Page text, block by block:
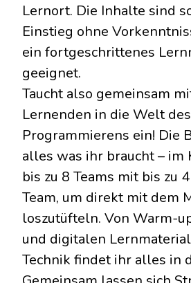
Lernort. Die Inhalte sind
Einstieg ohne
ein fortgeschrittenes
geeignet.
Taucht also gemeinsam
Lernenden in die Welt
Programmierens ein! Die
alles was ihr braucht – im
bis zu 8 Teams mit bis zu
Team, um direkt mit dem
loszutüfteln. Von Warm-
und digitalen
Technik findet ihr alles in